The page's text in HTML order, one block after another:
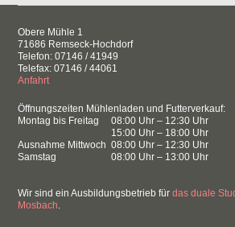
Obere Mühle 1
71686 Remseck-Hochdorf
Telefon: 07146 / 41949
Telefax: 07146 / 44061
Anfahrt
Öffnungszeiten Mühlenladen und Futterverkauf:
Montag bis Freitag
08:00 Uhr – 12:30 Uhr
15:00 Uhr – 18:00 Uhr
Ausnahme Mittwoch08:00 Uhr – 12:30 Uhr
Samstag
08:00 Uhr – 13:00 Uhr
Wir sind ein Ausbildungsbetrieb fürdas duale
Mosbach.